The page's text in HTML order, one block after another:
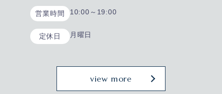
営業時間 10:00～19:00
定休日 月曜日
view more